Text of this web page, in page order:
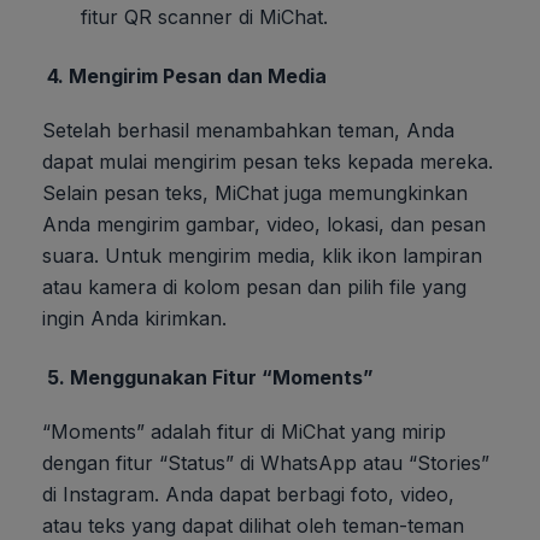
fitur QR scanner di MiChat.
4. Mengirim Pesan dan Media
Setelah berhasil menambahkan teman, Anda
dapat mulai mengirim pesan teks kepada mereka.
Selain pesan teks, MiChat juga memungkinkan
Anda mengirim gambar, video, lokasi, dan pesan
suara. Untuk mengirim media, klik ikon lampiran
atau kamera di kolom pesan dan pilih file yang
ingin Anda kirimkan.
5. Menggunakan Fitur “Moments”
“Moments” adalah fitur di MiChat yang mirip
dengan fitur “Status” di WhatsApp atau “Stories”
di Instagram. Anda dapat berbagi foto, video,
atau teks yang dapat dilihat oleh teman-teman